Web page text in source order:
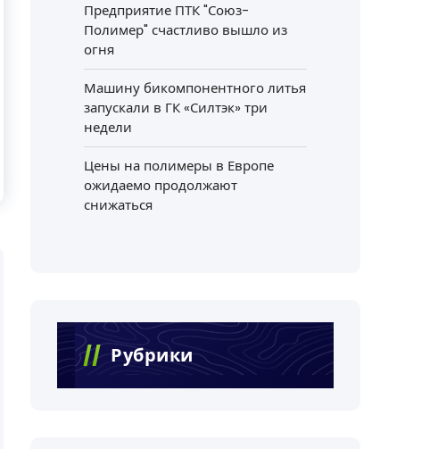
Предприятие ПТК "Союз-
Полимер" счастливо вышло из
огня
Машину бикомпонентного литья
запускали в ГК «Силтэк» три
недели
Цены на полимеры в Европе
ожидаемо продолжают
снижаться
Рубрики